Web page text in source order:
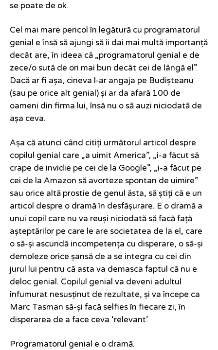
se poate de ok.
Cel mai mare pericol în legătură cu programatorul
genial e însă să ajungi să îi dai mai multă importanță
decât are, în ideea că „programatorul genial e de
zece/o sută de ori mai bun decât cei de lângă el”.
Dacă ar fi așa, cineva l-ar angaja pe Budișteanu
(sau pe orice alt genial) și ar da afară 100 de
oameni din firma lui, însă nu o să auzi niciodată de
așa ceva.
Așa că atunci când citiți următorul articol despre
copilul genial care „a uimit America”, „i-a făcut să
crape de invidie pe cei de la Google”, „i-a făcut pe
cei de la Amazon să avorteze spontan de uimire”
sau orice altă prostie de genul ăsta, să știți că e un
articol despre o dramă în desfășurare. E o dramă a
unui copil care nu va reuși niciodată să facă față
așteptărilor pe care le are societatea de la el, care
o să-și ascundă incompetența cu disperare, o să-și
demoleze orice șansă de a se integra cu cei din
jurul lui pentru că asta va demasca faptul că nu e
deloc genial. Copilul genial va deveni adultul
înfumurat nesusținut de rezultate, și va începe ca
Marc Tasman să-și facă selfies în fiecare zi, în
disperarea de a face ceva ‘relevant’.
Programatorul genial e o dramă.